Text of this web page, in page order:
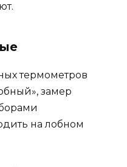
термометров
замер
на лобном